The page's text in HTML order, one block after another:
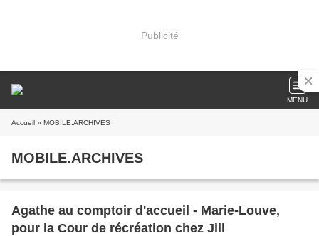
Publicité
MENU
Accueil » MOBILE.ARCHIVES
MOBILE.ARCHIVES
Agathe au comptoir d'accueil - Marie-Louve,
pour la Cour de récréation chez Jill